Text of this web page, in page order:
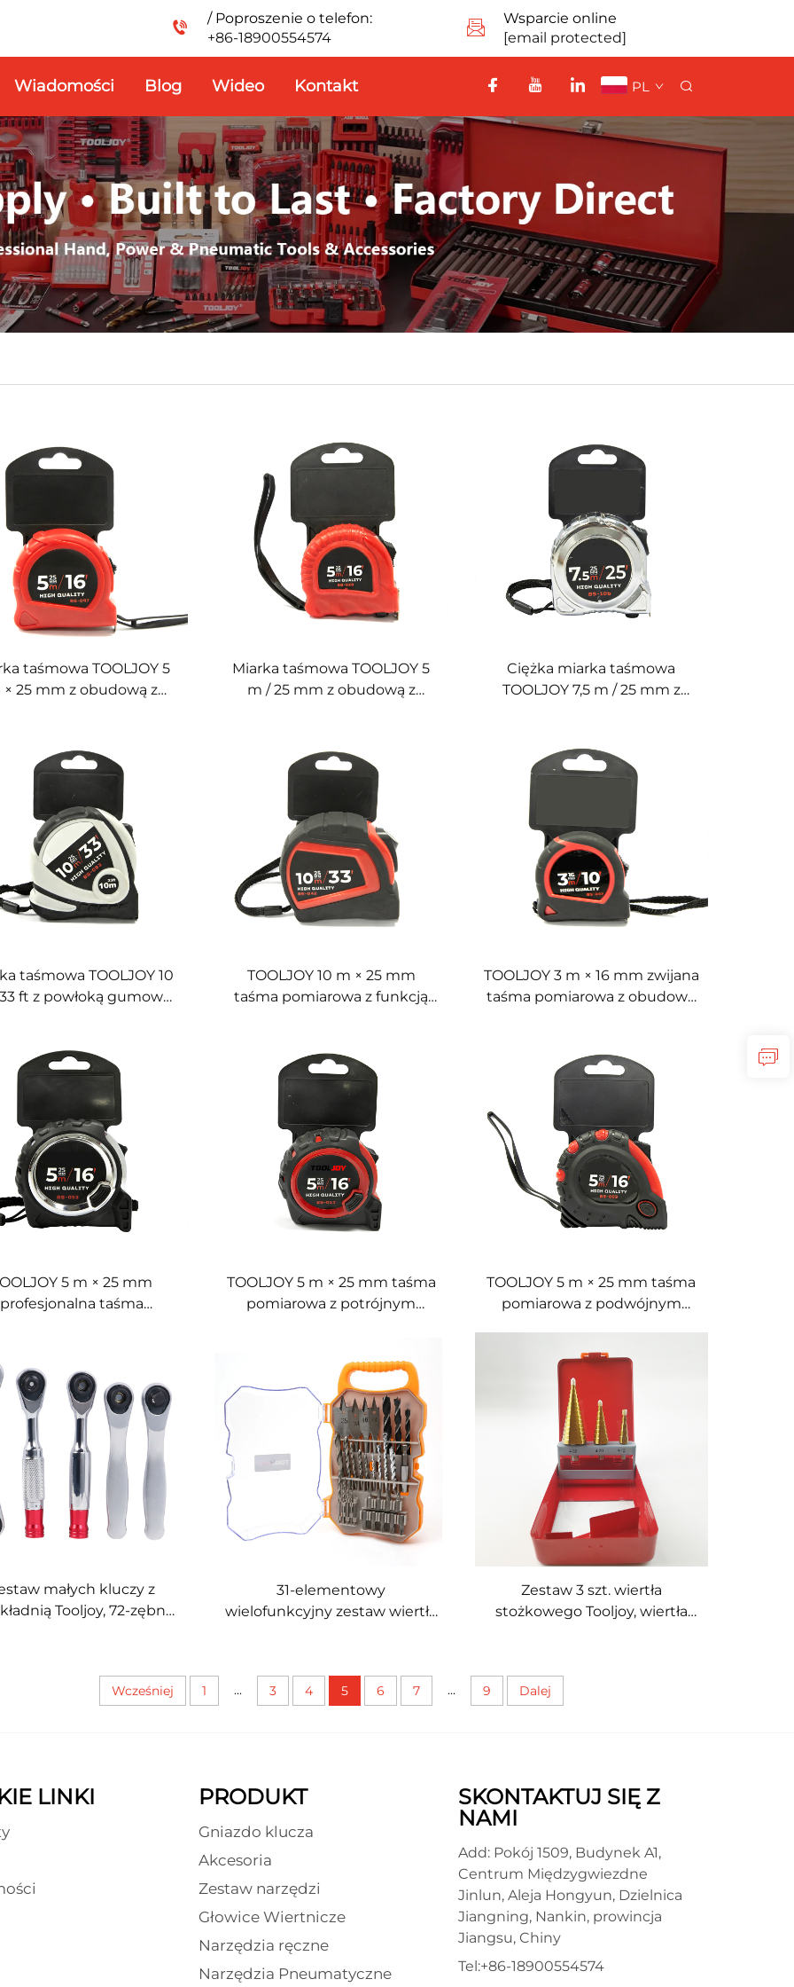
/ Poproszenie o telefon:
+86-18900554574
Wsparcie online
[email protected]
Wiadomości Blog Wideo Kontakt PL
taśmowa TOOLJOY 5
× 25 mm z obudową z
– ciężka miarka taśmowa
budowy i zastosowań
przemysłowych
Miarka taśmowa TOOLJOY 5
m / 25 mm z obudową z
65# – trwałe narzędzie
pomiarowe do budowy i prac
własnoręcznych
Ciężka miarka taśmowa
TOOLJOY 7,5 m / 25 mm z
podwójnym hamulcem –
profesjonalne narzędzie
taśmowa TOOLJOY 10
ft z powłoką gumową
miarka taśmowa do
budowy i prac
własnoręcznych
TOOLJOY 10 m × 25 mm
taśma pomiarowa z funkcją
tworzywa ABS+TPE oraz
sprężyną ze stali manganowej
o twardości 65#, profesjonalne
narzędzie pomiarowe o
podwyższonej wytrzymałości
do zastosowań budowlanych i
przemysłowych
TOOLJOY 3 m × 16 mm zwijana
taśma pomiarowa z obudową
o twardości 65#,
niestandardowe narzędzie
pomiarowe z nadrukowaną
logotypem, przeznaczone do
zastosowań budowlanych i
DIY
5 m × 25 mm
profesjonalna taśma
tworzywa ABS,
narzędzie
pomiarowe OEM
do zastosowań
budowlanych i
przemysłowych
TOOLJOY 5 m × 25 mm taśma
pomiarowa z potrójnym
pomiarową z ABS i PVC
dostarczającą OEM, dostawca
TOOLJOY 5 m × 25 mm taśma
pomiarowa z podwójnym
małych kluczy z
Tooljoy, 72-zębną
przestrzeniach,
do naprawy
31-elementowy
wielofunkcyjny zestaw wiertła
domowych
Zestaw 3 szt. wiertła
stożkowego Tooljoy, wiertła
wiercenia w metalu
Wcześniej 1 ... 3 4 5 6 7 ... 9 Dalej
LINKI PRODUKT
Gniazdo klucza
Akcesoria
Zestaw narzędzi
Głowice Wiertnicze
Narzędzia ręczne
Narzędzia Pneumatyczne
SKONTAKTUJ SIĘ Z
NAMI
Add: Pokój 1509, Budynek A1,
Centrum Międzygwiezdne
Jinlun, Aleja Hongyun, Dzielnica
Jiangning, Nankin, prowincja
Jiangsu, Chiny
Tel:+86-18900554574